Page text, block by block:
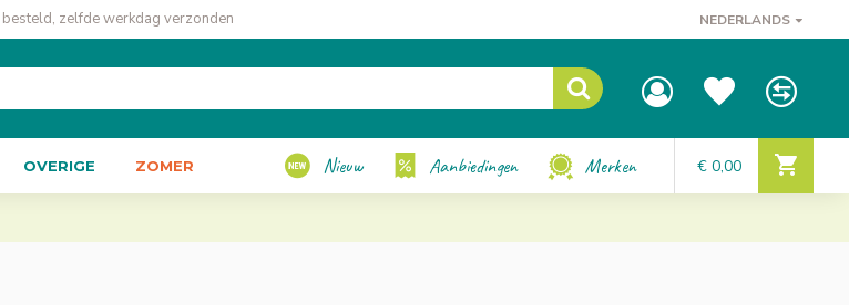
besteld, zelfde werkdag verzonden NEDERLANDS
OVERIGE ZOMER Nieuw Aanbiedingen Merken € 0,00